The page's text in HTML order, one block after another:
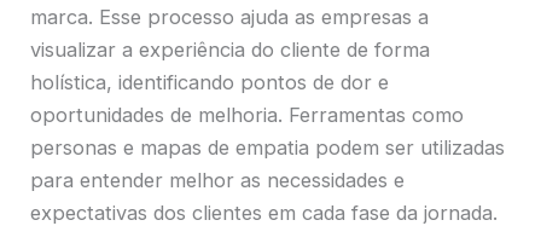
marca. Esse processo ajuda as empresas a
visualizar a experiência do cliente de forma
holística, identificando pontos de dor e
oportunidades de melhoria. Ferramentas como
personas e mapas de empatia podem ser utilizadas
para entender melhor as necessidades e
expectativas dos clientes em cada fase da jornada.